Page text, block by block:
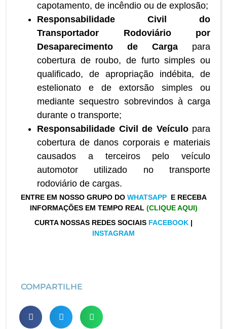
capotamento, de incêndio ou de explosão;
Responsabilidade Civil do
Transportador Rodoviário por
Desaparecimento de Carga para
cobertura de roubo, de furto simples ou
qualificado, de apropriação indébita, de
estelionato e de extorsão simples ou
mediante sequestro sobrevindos à carga
durante o transporte;
Responsabilidade Civil de Veículopara
cobertura de danos corporais e materiais
causados a terceiros pelo veículo
automotor utilizado no transporte
rodoviário de cargas.
ENTRE EM NOSSO GRUPO DO WHATSAPP E RECEBA
INFORMAÇÕES EM TEMPO REAL (CLIQUE AQUI)
CURTA NOSSAS REDES SOCIAIS FACEBOOK |
INSTAGRAM
COMPARTILHE